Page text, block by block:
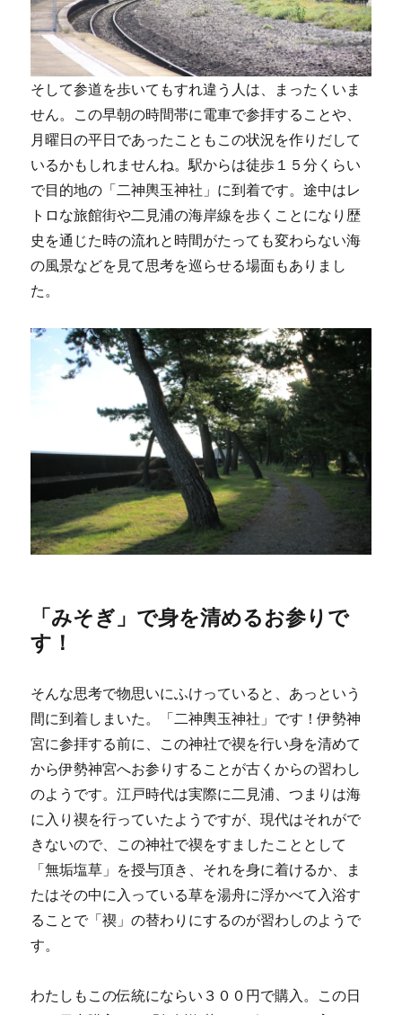
そして参道を歩いてもすれ違う人は、まったくいま
せん。この早朝の時間帯に電車で参拝することや、
月曜日の平日であったこともこの状況を作りだして
いるかもしれませんね。駅からは徒歩１５分くらい
で目的地の「二神輿玉神社」に到着です。途中はレ
トロな旅館街や二見浦の海岸線を歩くことになり歴
史を通じた時の流れと時間がたっても変わらない海
の風景などを見て思考を巡らせる場面もありまし
た。
「みそぎ」で身を清めるお参りで
す！
そんな思考で物思いにふけっていると、あっという
間に到着しまいた。「二神輿玉神社」です！伊勢神
宮に参拝する前に、この神社で禊を行い身を清めて
から伊勢神宮へお参りすることが古くからの習わし
のようです。江戸時代は実際に二見浦、つまりは海
に入り禊を行っていたようですが、現代はそれがで
きないので、この神社で禊をすましたこととして
「無垢塩草」を授与頂き、それを身に着けるか、ま
たはその中に入っている草を湯舟に浮かべて入浴す
ることで「禊」の替わりにするのが習わしのようで
す。
わたしもこの伝統にならい３００円で購入。この日